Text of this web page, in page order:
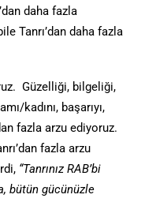
daha fazla
Tanrı’dan daha fazla
Güzelliği, bilgeliği,
kadını, başarıyı,
fazla arzu ediyoruz.
fazla arzu
“Tanrınız RAB’bi
bütün gücünüzle